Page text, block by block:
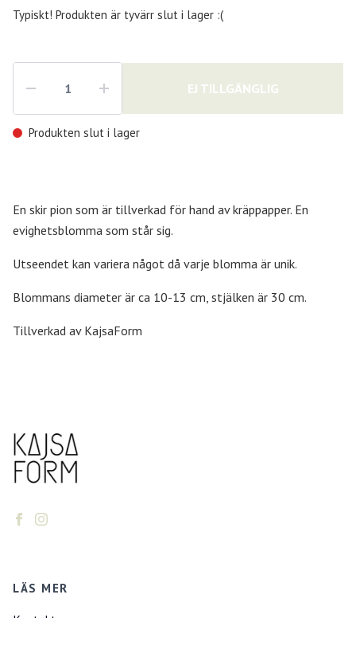
Typiskt! Produkten är tyvärr slut i lager :(
EJ TILLGÄNGLIG
Produkten slut i lager
En skir pion som är tillverkad för hand av kräppapper. En
evighetsblomma som står sig.
Utseendet kan variera något då varje blomma är unik.
Blommans diameter är ca 10-13 cm, stjälken är 30 cm.
Tillverkad av KajsaForm
LÄS MER
Kontakt